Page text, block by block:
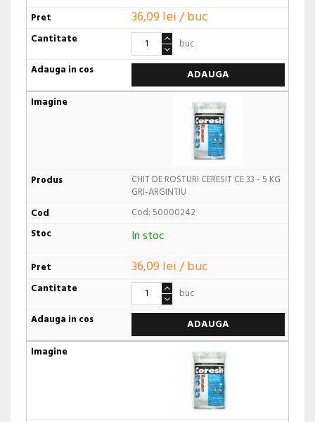
36,09 lei / buc
buc
ADAUGA
CHIT DE ROSTURI CERESIT CE 33 - 5 KG
GRI-ARGINTIU
Cod: 50000242
In stoc
36,09 lei / buc
buc
ADAUGA